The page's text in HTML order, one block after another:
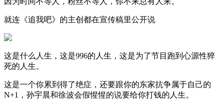
就连《追我吧》的主创都在宣传稿里公开说
这是什么人生，这是996的人生，这是为了节目跑到心源性猝
死的人生。
这是一个你累到得了绝症，还要跟你的东家抗争属于自己的
N+1，孙宇晨和徐波会假惺惺的说要给你打钱的人生。